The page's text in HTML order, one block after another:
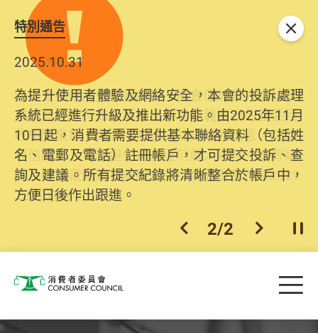
特別通告
2025.10.31
為提升使用者體驗及網絡安全，本會的投訴處理
系統已經進行升級及推出新功能。由2025年11月
10日起，消費者需要提供基本聯絡資料（包括姓
名、電郵及電話）註冊帳戶，才可提交投訴、查
詢及建議。所有提交紀錄將清晰整合於帳戶中，
方便日後作出跟進。
上一個
2/2 下一個開
關閉
消費者委員會 目